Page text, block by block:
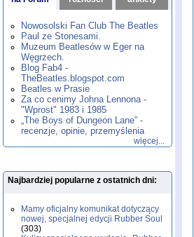
,1982,1983 ,1984,
1985,1986,1987 ,1988,1989,
1990, 1991,1992,1993
1995,1996 ,1997,1998 ,1999,
2000,2001, 2004
2005,2006, 2007
2010,2011,2012,2013,2014
2015,2016, 2017,
2020,2021,2022,2023,2024 ,
2025,2026
Nowosolski Fan Club The Beatles
Paul ze Stonesami.
Muzeum Beatlesów w Eger na
Węgrzech.
Blog Fab4 -
TheBeatles.blogspot.com
Beatles w Prasie
Za co cenimy Johna Lennona -
"Wprost" 1983 i 1985
„The Boys of Dungeon Lane” -
recenzje, opinie, przemyślenia
więcej...
Najbardziej popularne z ostatnich dni:
Mamy oficjalny komunikat dotyczący
nowej, specjalnej edycji Rubber Soul
(303)